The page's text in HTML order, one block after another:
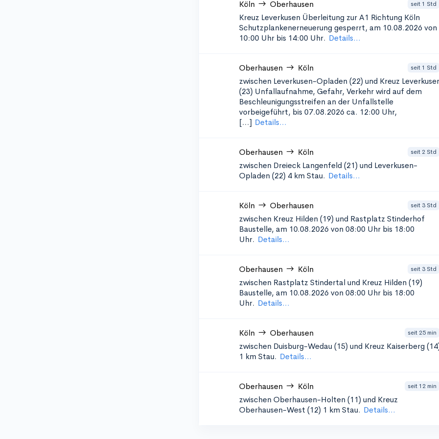
Köln Oberhausen seit 1 Std
Kreuz Leverkusen Überleitung zur A1 Richtung Köln
Schutzplankenerneuerung gesperrt, am 10.08.2026 von
10:00 Uhr bis 14:00 Uhr. Details...
Oberhausen Köln seit 1 Std
zwischen Leverkusen-Opladen (22) und Kreuz
(23) Unfallaufnahme, Gefahr, Verkehr wird auf dem
Beschleunigungsstreifen an der Unfallstelle
vorbeigeführt, bis 07.08.2026 ca. 12:00 Uhr,
[...] Details...
Oberhausen Köln seit 2 Std
zwischen Dreieck Langenfeld (21) und Leverkusen-
Opladen (22) 4 km Stau. Details...
Köln Oberhausen seit 3 Std
zwischen Kreuz Hilden (19) und Rastplatz Stinderhof
Baustelle, am 10.08.2026 von 08:00 Uhr bis 18:00
Uhr. Details...
Oberhausen Köln seit 3 Std
zwischen Rastplatz Stindertal und Kreuz Hilden (19)
Baustelle, am 10.08.2026 von 08:00 Uhr bis 18:00
Uhr. Details...
Köln Oberhausen seit 25 min
zwischen Duisburg-Wedau (15) und Kreuz Kaiserberg
1 km Stau. Details...
Oberhausen Köln seit 12 min
zwischen Oberhausen-Holten (11) und Kreuz
Oberhausen-West (12) 1 km Stau. Details...